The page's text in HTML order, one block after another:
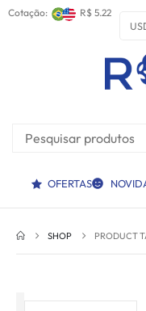
Cotação: R$ 5.22
OFERTAS
SHOP PRODUCT